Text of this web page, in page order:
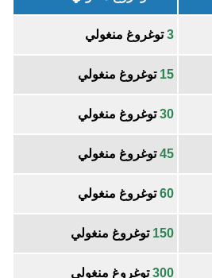
3توغروغ منغولي
15 توغروغ منغولي
30توغروغ منغولي
45توغروغ منغولي
60توغروغ منغولي
150 توغروغ منغولي
300توغروغ منغولي